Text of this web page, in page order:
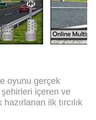
oyunu gerçek
içeren ve
ilk tırcılık